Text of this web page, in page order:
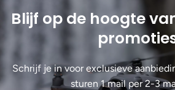
Blijf op de hoogte
Schrijf je in voor exclusieve
sturen 1 mail per 2-3